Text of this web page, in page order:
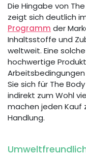
Die Hingabe von
zeigt sich deutlich
Programm der
Inhaltsstoffe und
weltweit. Eine
hochwertige
Sie sich für The
indirekt zum Wohl
machen jeden Kauf
Handlung.